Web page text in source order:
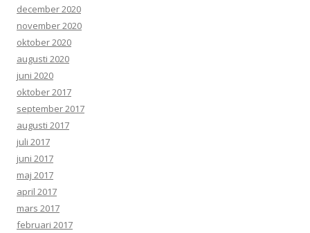
december 2020
november 2020
oktober 2020
augusti 2020
juni 2020
oktober 2017
september 2017
augusti 2017
juli 2017
juni 2017
maj 2017
april 2017
mars 2017
februari 2017